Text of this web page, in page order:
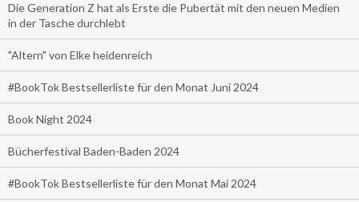
Die Generation Z hat als Erste die Pubertät mit den neuen Medien
in der Tasche durchlebt
"Altern" von Elke heidenreich
#BookTok Bestsellerliste für den Monat Juni 2024
Book Night 2024
Bücherfestival Baden-Baden 2024
#BookTok Bestsellerliste für den Monat Mai 2024